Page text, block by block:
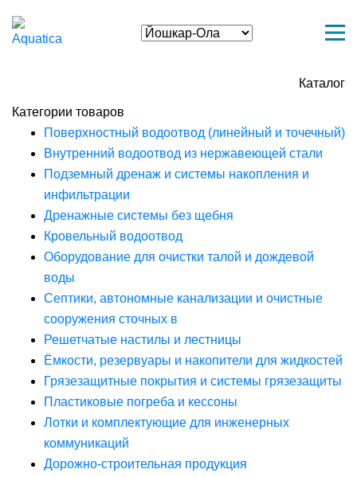
Каталог
Категории товаров
Поверхностный водоотвод (линейный и точечный)
Внутренний водоотвод из нержавеющей стали
Подземный дренаж и системы накопления и
инфильтрации
Дренажные системы без щебня
Кровельный водоотвод
Оборудование для очистки талой и дождевой
воды
Септики, автономные канализации и очистные
сооружения сточных в
Решетчатые настилы и лестницы
Ёмкости, резервуары и накопители для жидкостей
Грязезащитные покрытия и системы грязезащиты
Пластиковые погреба и кессоны
Лотки и комплектующие для инженерных
коммуникаций
Дорожно-строительная продукция